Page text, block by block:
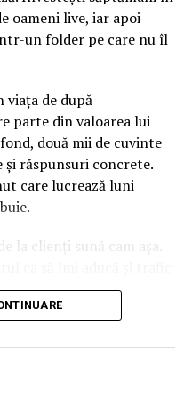
general al Alstom,
reduceri de costuri de
la finele lui 2018.
importantă şi pe piaţa
vestului României cu
cere lămuriri de la
oameni live, iar apoi
un folder pe care nu îl
viața de după
parte din valoarea lui
două mii de cuvinte
răspunsuri concrete.
care lucrează luni
la clienți sună cam așa.
moment? Răspunsul
dar nu în felul în care
ci acela care îți lasă
de reutilizat. Hai să o